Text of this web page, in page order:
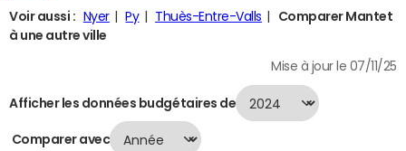
Voir aussi : Nyer Py Thuès-Entre-Valls
Comparer Mantet
à une autre ville
Mise à jour le 07/11/25
Afficher les données budgétaires de
Comparer avec